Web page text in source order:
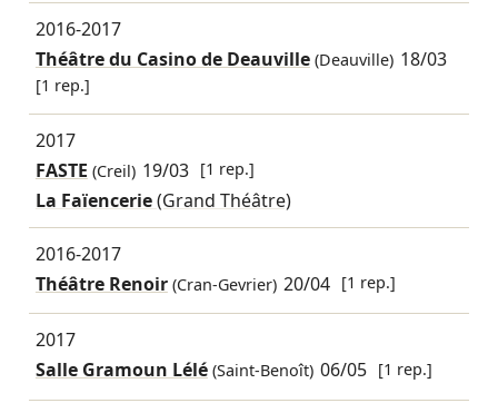
2016-2017
Théâtre du Casino de Deauville(Deauville) 18/03
[1 rep.]
2017
FASTE (Creil) 19/03 [1 rep.]
La Faïencerie(Grand Théâtre)
2016-2017
Théâtre Renoir(Cran-Gevrier) 20/04 [1 rep.]
2017
Salle Gramoun Lélé(Saint-Benoît) 06/05 [1 rep.]